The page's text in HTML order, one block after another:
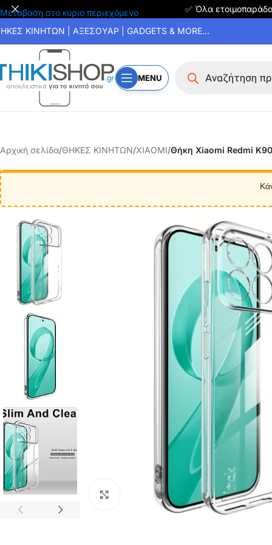
Μετάβαση στο κύριο περιεχόμενο ✅ Όλα
ΚΙΝΗΤΩΝ | ΑΞΕΣΟΥΑΡ | GADGETS & MORE...
MENU
Αρχική σελίδα/ΘΗΚΕΣ ΚΙΝΗΤΩΝ/XIAOMI/Θήκη Xiaomi Redmi
Click to enlarge